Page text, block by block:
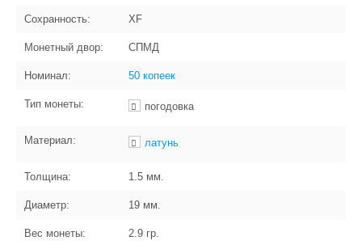
Сохранность: XF
Монетный двор: СПМД
Номинал: 50 копеек
Тип монеты: погодовка
Материал: латунь
Толщина: 1.5 мм.
Диаметр: 19 мм.
Вес монеты: 2.9 гр.